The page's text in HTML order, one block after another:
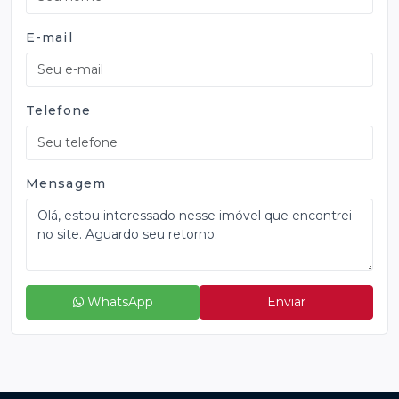
E-mail
Telefone
Mensagem
Enviar
WhatsApp